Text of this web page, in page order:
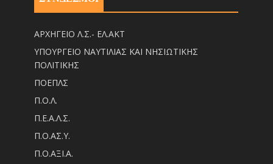
ΑΡΧΗΓΕΙΟ Λ.Σ.- ΕΛ.ΑΚΤ
ΥΠΟΥΡΓΕΙΟ ΝΑΥΤΙΛΙΑΣ ΚΑΙ ΝΗΣΙΩΤΙΚΗΣ
ΠΟΛΙΤΙΚΗΣ
ΠΟΕΠΛΣ
Π.Ο.Λ.
Π.Ε.Α.Λ.Σ.
Π.Ο.ΑΣ.Υ.
Π.Ο.ΑΞΙ.Α.